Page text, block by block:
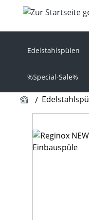
Hauptinhalt
Zur Suche springen
Zur
Edelstahlspülen
%Special-Sale%